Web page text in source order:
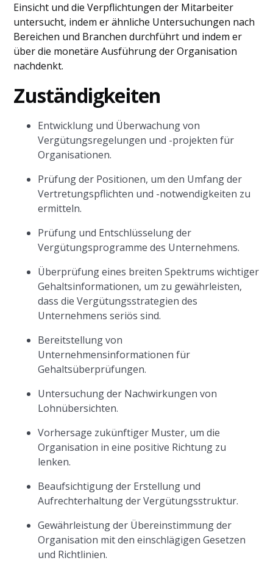
Einsicht und die Verpflichtungen der Mitarbeiter
untersucht, indem er ähnliche Untersuchungen nach
Bereichen und Branchen durchführt und indem er
über die monetäre Ausführung der Organisation
nachdenkt.
Zuständigkeiten
Entwicklung und Überwachung von
Vergütungsregelungen und -projekten für
Organisationen.
Prüfung der Positionen, um den Umfang der
Vertretungspflichten und -notwendigkeiten zu
ermitteln.
Prüfung und Entschlüsselung der
Vergütungsprogramme des Unternehmens.
Überprüfung eines breiten Spektrums wichtiger
Gehaltsinformationen, um zu gewährleisten,
dass die Vergütungsstrategien des
Unternehmens seriös sind.
Bereitstellung von
Unternehmensinformationen für
Gehaltsüberprüfungen.
Untersuchung der Nachwirkungen von
Lohnübersichten.
Vorhersage zukünftiger Muster, um die
Organisation in eine positive Richtung zu
lenken.
Beaufsichtigung der Erstellung und
Aufrechterhaltung der Vergütungsstruktur.
Gewährleistung der Übereinstimmung der
Organisation mit den einschlägigen Gesetzen
und Richtlinien.